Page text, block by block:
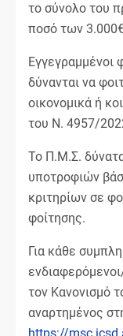
το σύνολο του
ποσό των
Εγγεγραμμένοι
δύνανται να
οικονομικά ή
του Ν. 4957/
Το Π.Μ.Σ.
υποτροφιών
κριτηρίων σε
φοίτησης.
Για κάθε
τον Κανονισμό
αναρτημένος